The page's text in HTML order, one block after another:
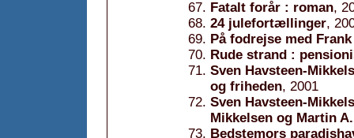
Fatalt forår : roman,
24 julefortællinger,
På fodrejse med
Rude strand :
Sven Havsteen-
og friheden, 2001
Sven Havsteen-
Mikkelsen og Martin
Bedstemors